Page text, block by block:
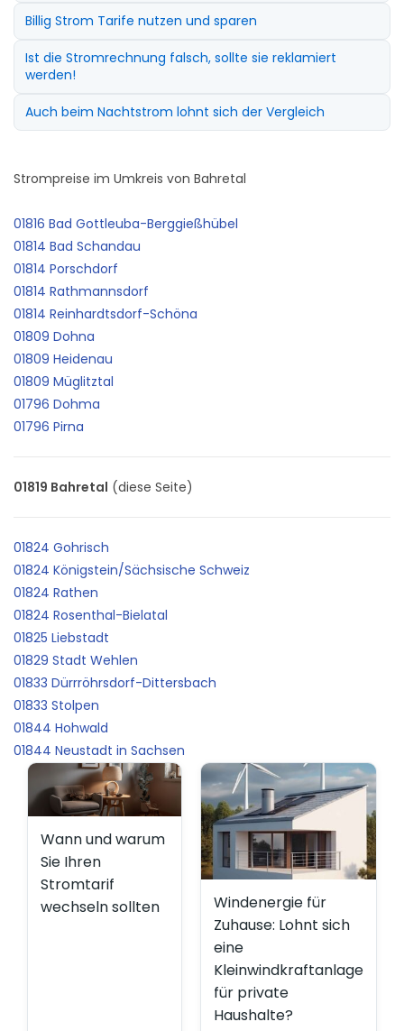
Billig Strom Tarife nutzen und sparen
Ist die Stromrechnung falsch, sollte sie reklamiert
werden!
Auch beim Nachtstrom lohnt sich der Vergleich
Strompreise im Umkreis von Bahretal
01816 Bad Gottleuba-Berggießhübel
01814 Bad Schandau
01814 Porschdorf
01814 Rathmannsdorf
01814 Reinhardtsdorf-Schöna
01809 Dohna
01809 Heidenau
01809 Müglitztal
01796 Dohma
01796 Pirna
01819 Bahretal (diese Seite)
01824 Gohrisch
01824 Königstein/Sächsische Schweiz
01824 Rathen
01824 Rosenthal-Bielatal
01825 Liebstadt
01829 Stadt Wehlen
01833 Dürrröhrsdorf-Dittersbach
01833 Stolpen
01844 Hohwald
01844 Neustadt in Sachsen
Wann und warum
Sie Ihren
Stromtarif
wechseln sollten
Windenergie für
Zuhause: Lohnt sich
eine
Kleinwindkraftanlage
für private
Haushalte?